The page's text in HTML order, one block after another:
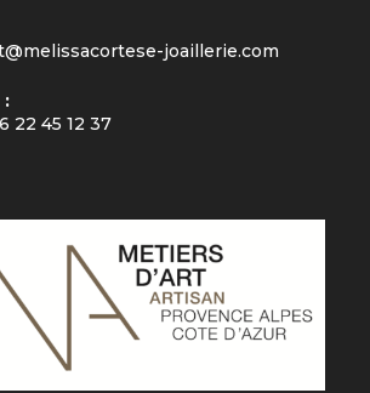
joaillerie.com
:
22 45 12 37